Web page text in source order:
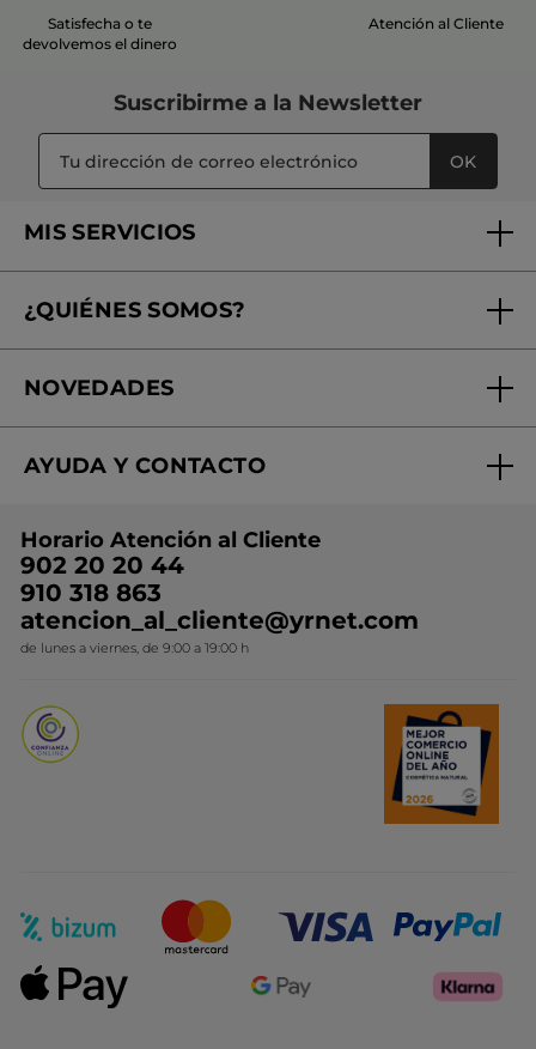
Satisfecha o te
devolvemos el dinero
Atención al Cliente
Suscribirme a la Newsletter
OK
MIS SERVICIOS
Tratamientos de Belleza
Mi club Yves Rocher
¿QUIÉNES SOMOS?
¿Quiénes somos?
Nuestros compromisos
Conviértete en Franquiciada
NOVEDADES
Rebajas
Ideas de Regalo
Colección Monoi
Novedades del mes
AYUDA Y CONTACTO
Contacto
Horario Atención al Cliente
902 20 20 44
910 318 863
atencion_al_cliente@yrnet.com
de lunes a viernes, de 9:00 a 19:00 h